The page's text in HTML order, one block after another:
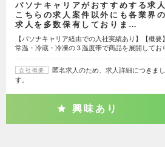
パソナキャリアがおすすめする求人
こちらの求人案件以外にも各業界
求人を多数保有しておりま…
【パソナキャリア経由での入社実績あり】【概
常温・冷蔵・冷凍の３温度帯で商品を展開してお
会社概要
匿名求人のため、求人詳細につきま
す。
興味あり